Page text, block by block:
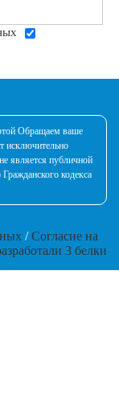
Обращаем ваше
исключительно
является публичной
кодекса
/Согласие на
3 белки